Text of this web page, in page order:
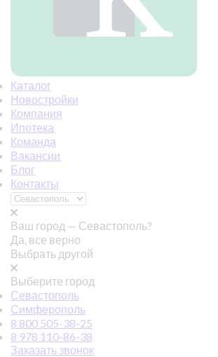
Каталог
Новостройки
Компания
Ипотека
Команда
Вакансии
Блог
Контакты
Ваш город — Севастополь?
Да, все верно
Выбрать другой
Выберите город
Севастополь
Симферополь
8 800 505-38-25
8 978 110-86-38
Заказать звонок